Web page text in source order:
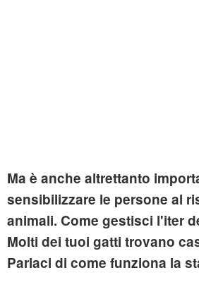
Ma è anche altrettanto
sensibilizzare le persone al
animali. Come gestisci l'iter
Molti dei tuoi gatti trovano
Parlaci di come funziona la